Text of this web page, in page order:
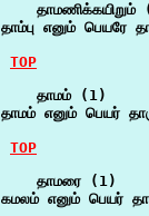
தாமணிக்கயிறும்
தாம்பு எனும் பெயரே
TOP
    தாமம் (1)
தாமம் எனும் பெயர்
TOP
    தாமரை (1)
கமலம் எனும் பெயர்